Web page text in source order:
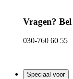
Vragen?
030-760 60 55
Speciaal voor